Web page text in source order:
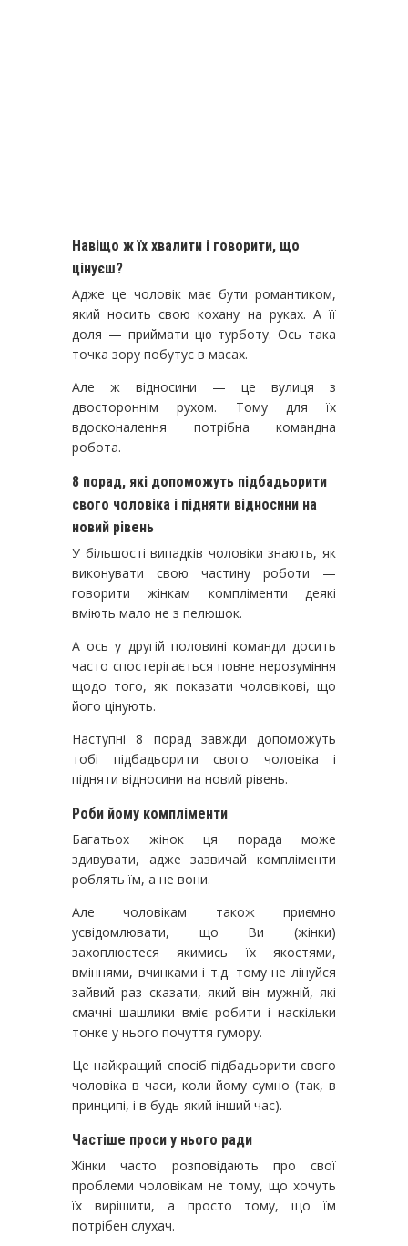
Навіщо ж їх хвалити і говорити, що
цінуєш?
Адже це чоловік має бути романтиком,
який носить свою кохану на руках. А її
доля — приймати цю турботу. Ось така
точка зору побутує в масах.
Але ж відносини — це вулиця з
двостороннім рухом. Тому для їх
вдосконалення потрібна командна
робота.
8 порад, які допоможуть підбадьорити
свого чоловіка і підняти відносини на
новий рівень
У більшості випадків чоловіки знають, як
виконувати свою частину роботи —
говорити жінкам компліменти деякі
вміють мало не з пелюшок.
А ось у другій половині команди досить
часто спостерігається повне нерозуміння
щодо того, як показати чоловікові, що
його цінують.
Наступні 8 порад завжди допоможуть
тобі підбадьорити свого чоловіка і
підняти відносини на новий рівень.
Роби йому компліменти
Багатьох жінок ця порада може
здивувати, адже зазвичай компліменти
роблять їм, а не вони.
Але чоловікам також приємно
усвідомлювати, що Ви (жінки)
захоплюєтеся якимись їх якостями,
вміннями, вчинками і т.д. тому не лінуйся
зайвий раз сказати, який він мужній, які
смачні шашлики вміє робити і наскільки
тонке у нього почуття гумору.
Це найкращий спосіб підбадьорити свого
чоловіка в часи, коли йому сумно (так, в
принципі, і в будь-який інший час).
Частіше проси у нього ради
Жінки часто розповідають про свої
проблеми чоловікам не тому, що хочуть
їх вирішити, а просто тому, що їм
потрібен слухач.